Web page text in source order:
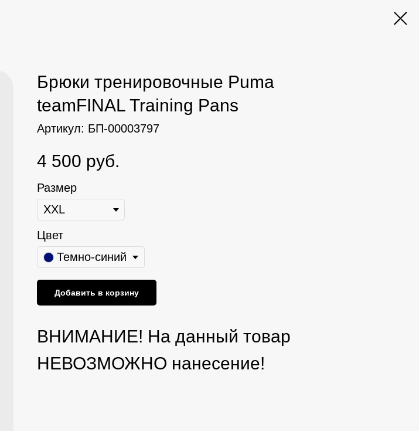
Брюки тренировочные Puma
teamFINAL Training Pans
Артикул: БП-00003797
4 500 руб.
Размер
Цвет
Темно-синий
Добавить в корзину
ВНИМАНИЕ! На данный товар
НЕВОЗМОЖНО нанесение!